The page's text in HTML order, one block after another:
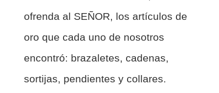
ofrenda al SEÑOR, los artículos de
oro que cada uno de nosotros
encontró: brazaletes, cadenas,
sortijas, pendientes y collares.